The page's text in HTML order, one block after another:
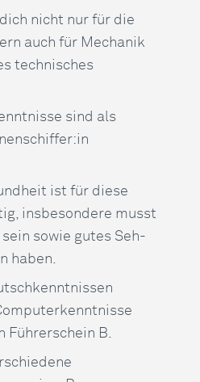
nicht nur für die
auch für Mechanik
technisches
sind als
ist für diese
insbesondere musst
sowie gutes Seh-
haben.
Führerschein B.